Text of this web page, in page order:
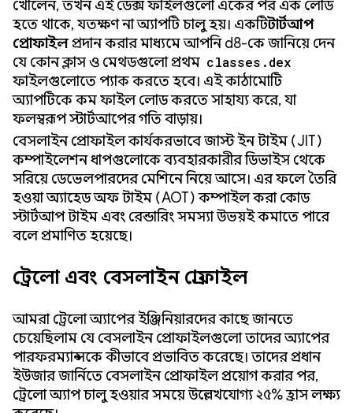
খোলেন, তখন এই ডেক্স ফাইলগুলো একের পর এক লোড
হতে থাকে, যতক্ষণ না অ্যাপটি চালু হয়। একটিস্টার্টআপ
প্রোফাইলপ্রদান করার মাধ্যমে আপনি d8-কে জানিয়ে দেন
যে কোন ক্লাস ও মেথডগুলো প্রথম classes.dex
ফাইলগুলোতে প্যাক করতে হবে। এই কাঠামোটি
অ্যাপটিকে কম ফাইল লোড করতে সাহায্য করে, যা
ফলস্বরূপ স্টার্টআপের গতি বাড়ায়।
বেসলাইন প্রোফাইল কার্যকরভাবে জাস্ট ইন টাইম (JIT)
কম্পাইলেশন ধাপগুলোকে ব্যবহারকারীর ডিভাইস থেকে
সরিয়ে ডেভেলপারদের মেশিনে নিয়ে আসে। এর ফলে তৈরি
হওয়া অ্যাহেড অফ টাইম (AOT) কম্পাইল করা কোড
স্টার্টআপ টাইম এবং রেন্ডারিং সমস্যা উভয়ই কমাতে পারে
বলে প্রমাণিত হয়েছে।
ট্রেলো এবং বেসলাইন প্রোফাইল
আমরা ট্রেলো অ্যাপের ইঞ্জিনিয়ারদের কাছে জানতে
চেয়েছিলাম যে বেসলাইন প্রোফাইলগুলো তাদের অ্যাপের
পারফরম্যান্সকে কীভাবে প্রভাবিত করেছে। তাদের প্রধান
ইউজার জার্নিতে বেসলাইন প্রোফাইল প্রয়োগ করার পর,
ট্রেলো অ্যাপ চালু হওয়ার সময়ে উল্লেখযোগ্য ২৫% হ্রাস লক্ষ্য